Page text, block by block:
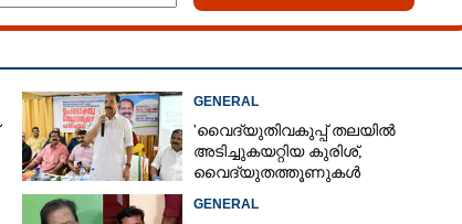
GENERAL
'വൈദ്യുതിവകുപ്പ് തലയിൽ
അടിച്ചുകയറ്റിയ കുരിശ്‌,
വൈദ്യുതത്തൂണുകൾ
GENERAL